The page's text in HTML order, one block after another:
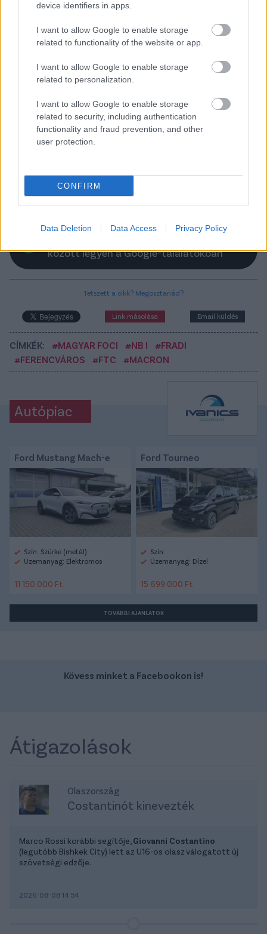
device identifiers in apps.
I want to allow Google to enable storage
related to functionality of the website or app.
I want to allow Google to enable storage
related to personalization.
I want to allow Google to enable storage
related to security, including authentication
functionality and fraud prevention, and other
user protection.
CONFIRM
Data Deletion Data Access Privacy Policy
Az NB I-es kieső egyik legjobb légiósa
négy év után távozik és marad az
élvonalban - hivatalos
között legyen a Google-találatokban
Tetszett a cikk? Megosztanád?
Link másolása Email küldés
CÍMKÉK: #MAGYAR FOCI #NB I
#FRADI
#FERENCVÁROS
#FTC #MACRON
Autópiac
Ford Mustang Mach-e
Szín: Szürke (metál)
Üzemanyag: Elektromos
11 150 000 Ft
Ford Tourneo
Szín:
Üzemanyag: Dízel
15 699 000 Ft
TOVÁBBI AJÁNLATOK
Kövess minket a Facebookon is!
Átigazolások
Olaszország
Costantinót kinevezték
Marco Rossi korábbi segítője, Giovanni Costantino
(legutóbb Bishkek City) lett az U16-os olasz válogatott új
szövetségi edzője.
2026-08-08 14:54